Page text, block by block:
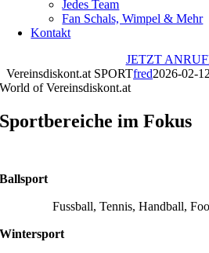
Jedes Team
Fan Schals, Wimpel & Mehr
Kontakt
JETZT
Vereinsdiskont.at SPORTfred2026-02-
World of Vereinsdiskont.at
Sportbereiche im Fokus
Ballsport
Fussball, Tennis, Handball,
Wintersport